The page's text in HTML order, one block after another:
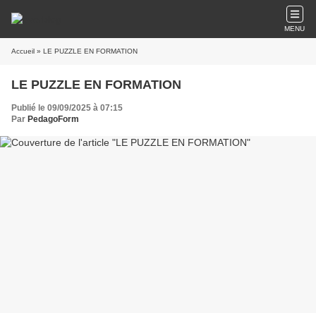
MENU
Accueil » LE PUZZLE EN FORMATION
LE PUZZLE EN FORMATION
Publié le 09/09/2025 à 07:15
Par PedagoForm